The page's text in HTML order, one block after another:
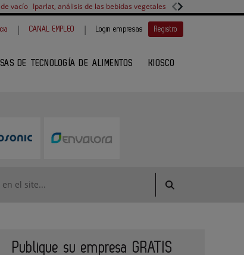
vacío Iparlat, análisis de las bebidas vegetales FANUC, colaboración
| CANAL EMPLEO | Login empresas Registro
DE TECNOLOGÍA DE ALIMENTOS KIOSCO
Publique su empresa GRATIS